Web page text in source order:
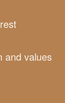
and values